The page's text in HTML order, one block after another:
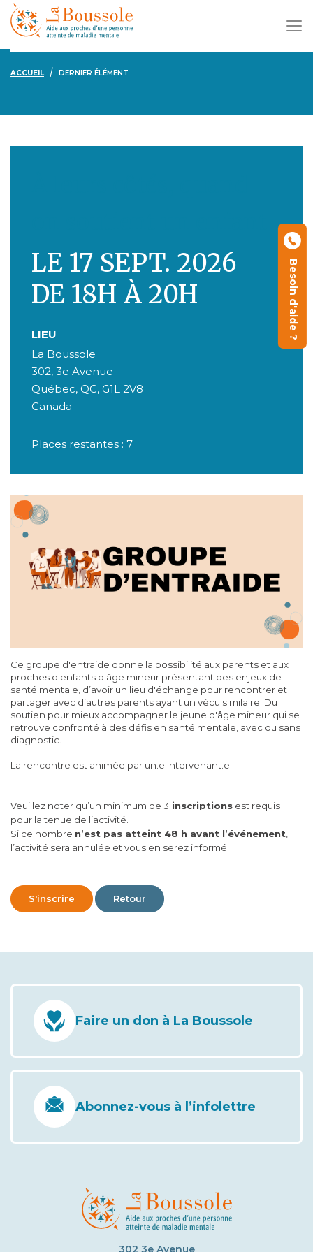
Besoin d'aide ?
ACCUEIL DERNIER ÉLÉMENT
LE 17 SEPT. 2026
DE 18H À 20H
LIEU
La Boussole
302, 3e Avenue
Québec, QC, G1L 2V8
Canada
Places restantes : 7
Ce groupe d'entraide donne la possibilité aux parents et aux
proches d'enfants d'âge mineur présentant des enjeux de
santé mentale, d’avoir un lieu d'échange pour rencontrer et
partager avec d’autres parents ayant un vécu similaire. Du
soutien pour mieux accompagner le jeune d'âge mineur qui se
retrouve confronté à des défis en santé mentale, avec ou sans
diagnostic.
La rencontre est animée par un.e intervenant.e.
Veuillez noter qu’un minimum de 3 inscriptions est requis
pour la tenue de l’activité.
Si ce nombre n’est pas atteint 48 h avant l’événement,
l’activité sera annulée et vous en serez informé.
S'inscrire Retour
Faire un don à La Boussole
Abonnez-vous à l’infolettre
302 3e Avenue